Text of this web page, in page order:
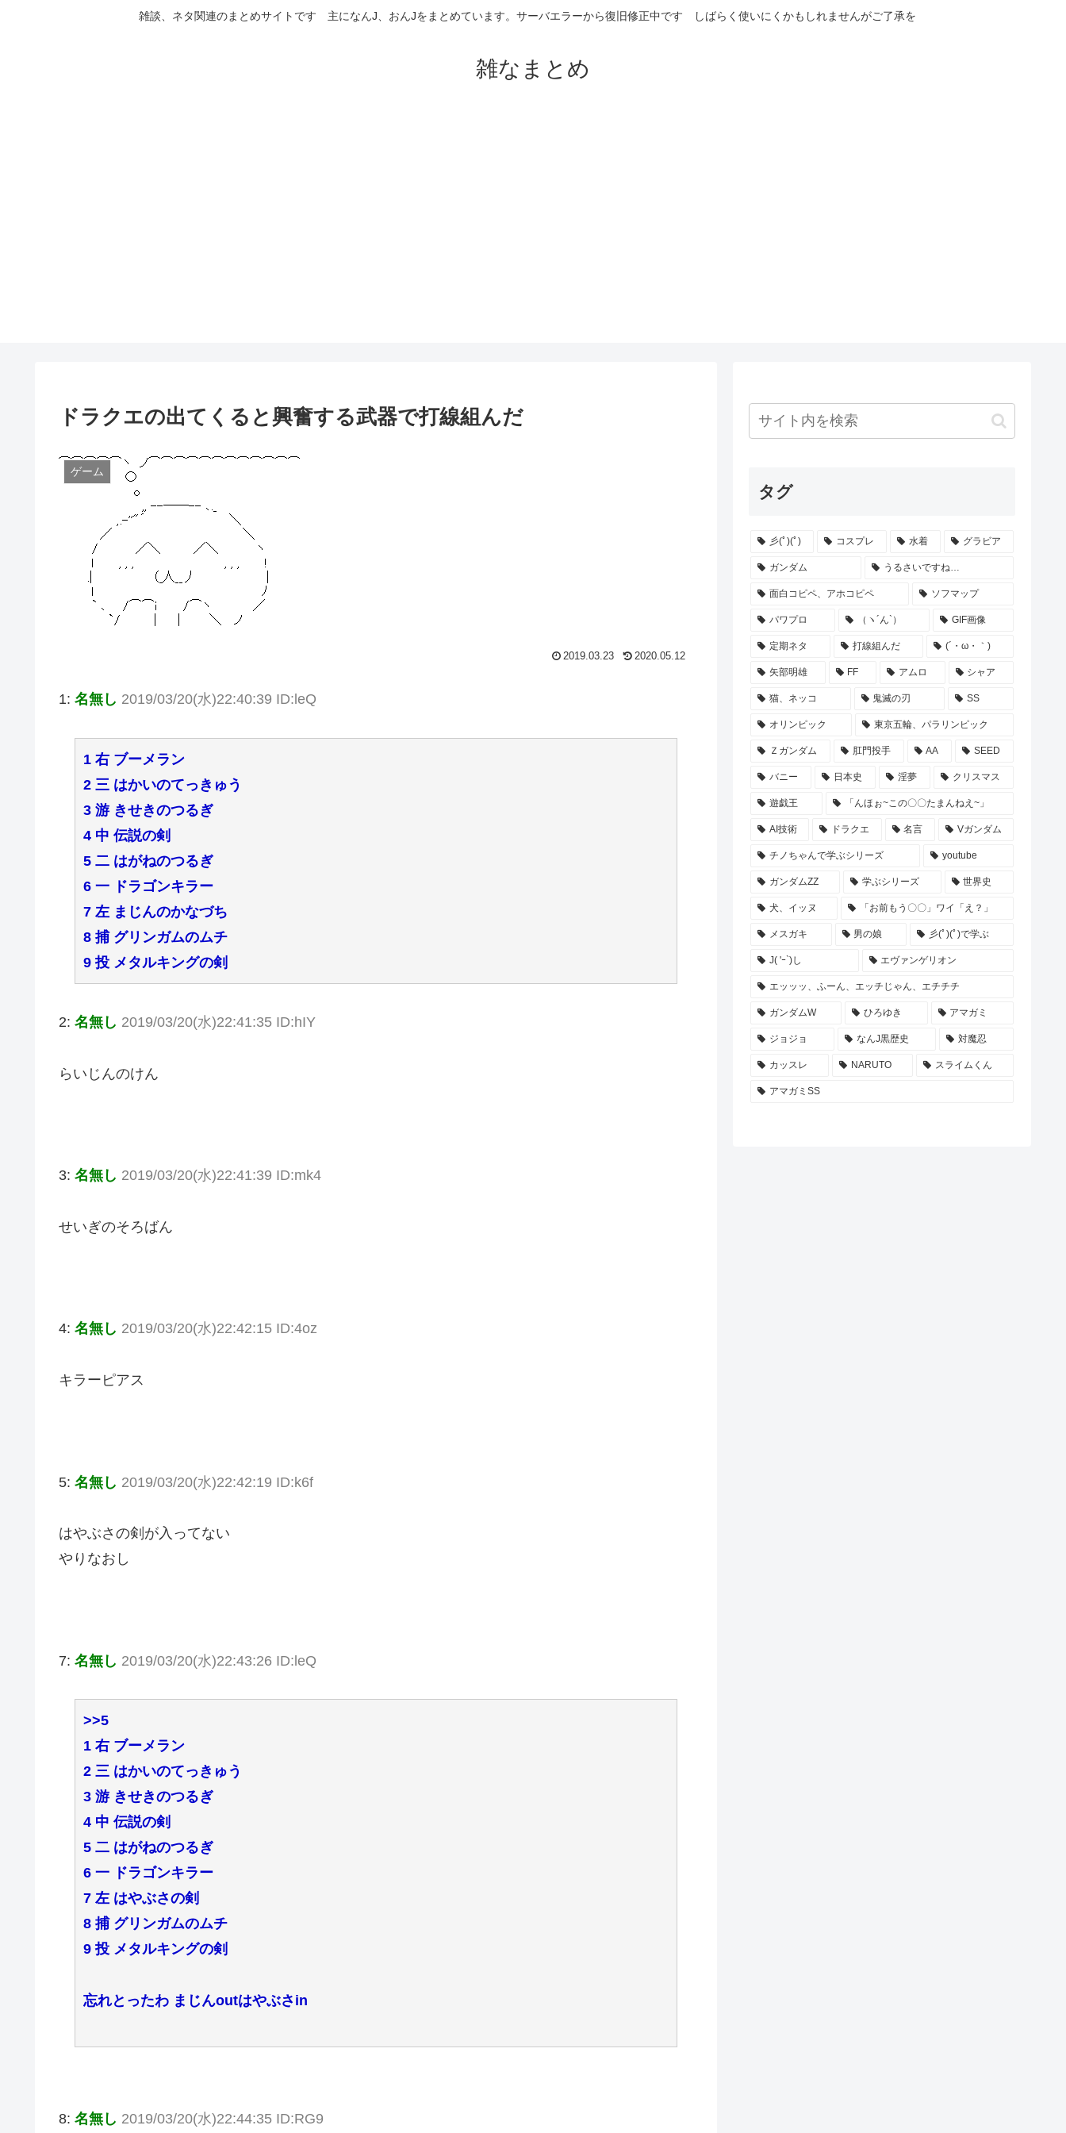
雑談、ネタ関連のまとめサイトです 主になんJ、おんJをまとめています。サーバエラーから復旧修正中です しばらく使いにくかもしれませんがご了承を
雑なまとめ
ドラクエの出てくると興奮する武器で打線組んだ
ゲーム
2019.03.23 2020.05.12
1: 名無し 2019/03/20(水)22:40:39 ID:leQ
1 右 ブーメラン
2 三 はかいのてっきゅう
3 游 きせきのつるぎ
4 中 伝説の剣
5 二 はがねのつるぎ
6 一 ドラゴンキラー
7 左 まじんのかなづち
8 捕 グリンガムのムチ
9 投 メタルキングの剣
2: 名無し 2019/03/20(水)22:41:35 ID:hIY
らいじんのけん
3: 名無し 2019/03/20(水)22:41:39 ID:mk4
せいぎのそろばん
4: 名無し 2019/03/20(水)22:42:15 ID:4oz
キラーピアス
5: 名無し 2019/03/20(水)22:42:19 ID:k6f
はやぶさの剣が入ってない
やりなおし
7: 名無し 2019/03/20(水)22:43:26 ID:leQ
>>5
1 右 ブーメラン
2 三 はかいのてっきゅう
3 游 きせきのつるぎ
4 中 伝説の剣
5 二 はがねのつるぎ
6 一 ドラゴンキラー
7 左 はやぶさの剣
8 捕 グリンガムのムチ
9 投 メタルキングの剣
忘れとったわ まじんoutはやぶさin
8: 名無し 2019/03/20(水)22:44:35 ID:RG9
タグ
彡(ﾟ)(ﾟ) コスプレ 水着 グラビア
ガンダム うるさいですね…
面白コピペ、アホコピペ ソフマップ
パワプロ （ヽ´ん`） GIF画像
定期ネタ 打線組んだ (´・ω・｀)
矢部明雄 FF アムロ シャア
猫、ネッコ 鬼滅の刃 SS
オリンピック 東京五輪、パラリンピック
Ｚガンダム 肛門投手 AA SEED
バニー 日本史 淫夢 クリスマス
遊戯王 「んほぉ~この〇〇たまんねえ~」
AI技術 ドラクエ 名言 Vガンダム
チノちゃんで学ぶシリーズ youtube
ガンダムZZ 学ぶシリーズ 世界史
犬、イッヌ 「お前もう〇〇」ワイ「え？」
メスガキ 男の娘 彡(ﾟ)(ﾟ)で学ぶ
J( 'ｰ`)し エヴァンゲリオン
エッッッ、ふーん、エッチじゃん、エチチチ
ガンダムW ひろゆき アマガミ
ジョジョ なんJ黒歴史 対魔忍
カッスレ NARUTO スライムくん
アマガミSS